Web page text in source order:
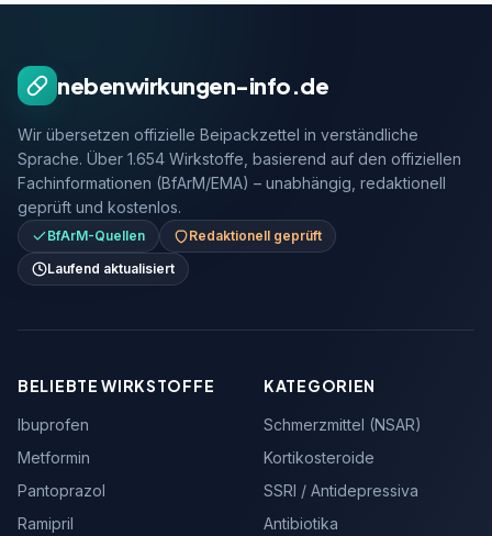
nebenwirkungen-info.de
Wir übersetzen offizielle Beipackzettel in verständliche
Sprache. Über 1.654 Wirkstoffe, basierend auf den offiziellen
Fachinformationen (BfArM/EMA) – unabhängig, redaktionell
geprüft und kostenlos.
BfArM-Quellen
Redaktionell geprüft
Laufend aktualisiert
BELIEBTE WIRKSTOFFE
Ibuprofen
Metformin
Pantoprazol
Ramipril
KATEGORIEN
Schmerzmittel (NSAR)
Kortikosteroide
SSRI / Antidepressiva
Antibiotika